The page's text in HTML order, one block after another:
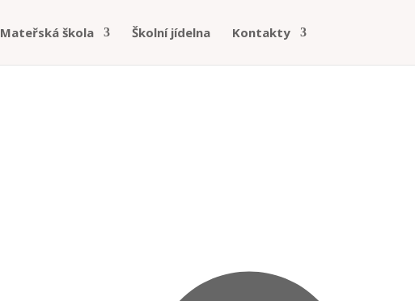
Mateřská škola Školní jídelna Kontakty